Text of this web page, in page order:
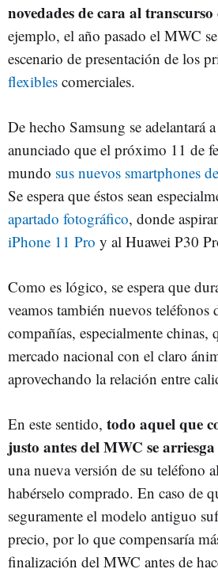
novedades de cara al transcurso
ejemplo, el año pasado el MWC
escenario de presentación de los
flexibles comerciales.
De hecho Samsung se adelantará
anunciado que el próximo 11 de
mundo sus nuevos smartphones
Se espera que éstos sean
apartado fotográfico, donde
iPhone 11 Pro y al Huawei P30
Como es lógico, se espera que
veamos también nuevos teléfonos
compañías, especialmente chinas,
mercado nacional con el claro
aprovechando la relación entre
En este sentido, todo aquel que
justo antes del MWC se arriesga
una nueva versión de su teléfono
habérselo comprado. En caso de
seguramente el modelo antiguo
precio, por lo que compensaría
finalización del MWC antes de